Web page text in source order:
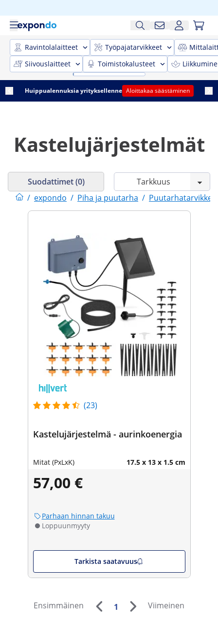
Ravintolalaitteet Työpajatarvikkeet
Siivouslaitteet
Toimistokalusteet
Huippualennuksia yrityksellenne Aloittakaa säästäminen
Kastelujärjestelmät
/ expondo / Piha ja puutarha /
Suodattimet (0)
(23)
Kastelujärjestelmä - aurinkoenergia
Mitat (PxLxK) 17.5 x 13 x 1.5 cm
57,00 €
Parhaan hinnan takuu
Loppuunmyyty
Tarkista saatavuus
Ensimmäinen 1 Viimeinen